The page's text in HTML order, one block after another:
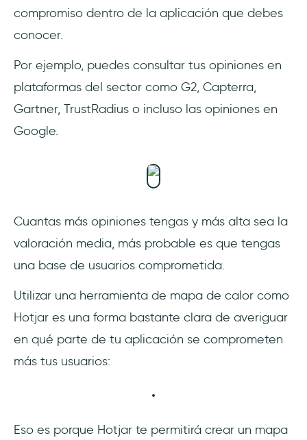
compromiso dentro de la aplicación que debes
conocer.
Por ejemplo, puedes consultar tus opiniones en
plataformas del sector como G2, Capterra,
Gartner, TrustRadius o incluso las opiniones en
Google.
Cuantas más opiniones tengas y más alta sea la
valoración media, más probable es que tengas
una base de usuarios comprometida.
Utilizar una herramienta de mapa de calor como
Hotjar es una forma bastante clara de averiguar
en qué parte de tu aplicación se comprometen
más tus usuarios:
Eso es porque Hotjar te permitirá crear un mapa